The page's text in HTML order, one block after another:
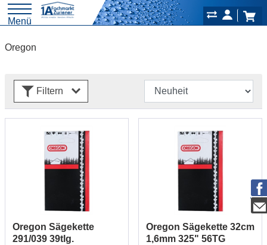
Menü
Oregon
Filtern
Oregon Sägekette
291/039 39tlg.
Oregon Sägekette 32cm
1,6mm 325" 56TG